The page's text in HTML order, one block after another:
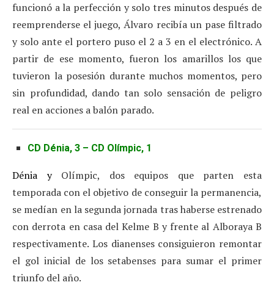
funcionó a la perfección y solo tres minutos después de
reemprenderse el juego, Álvaro recibía un pase filtrado
y solo ante el portero puso el 2 a 3 en el electrónico. A
partir de ese momento, fueron los amarillos los que
tuvieron la posesión durante muchos momentos, pero
sin profundidad, dando tan solo sensación de peligro
real en acciones a balón parado.
CD Dénia, 3 – CD Olímpic, 1
Dénia yOlímpic, dos equipos que parten esta
temporada con el objetivo de conseguir la permanencia,
se medían en la segunda jornada tras haberse estrenado
con derrota en casa del Kelme B y frente al Alboraya B
respectivamente. Los dianenses consiguieron remontar
el gol inicial de los setabenses para sumar el primer
triunfo del año.